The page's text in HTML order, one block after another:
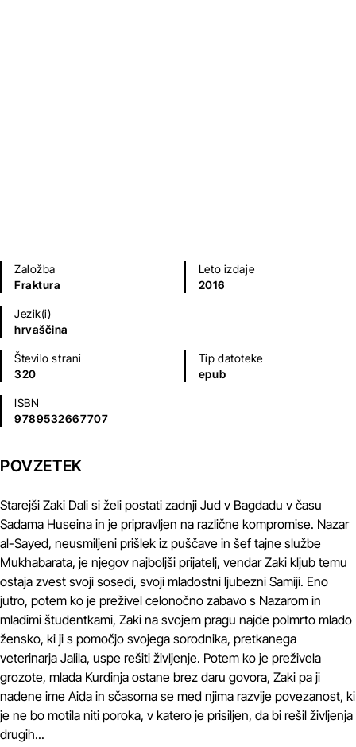
Založba
Fraktura
Leto izdaje
2016
Jezik(i)
hrvaščina
Število strani
320
Tip datoteke
epub
ISBN
9789532667707
POVZETEK
Starejši Zaki Dali si želi postati zadnji Jud v Bagdadu v času
Sadama Huseina in je pripravljen na različne kompromise. Nazar
al-Sayed, neusmiljeni prišlek iz puščave in šef tajne službe
Mukhabarata, je njegov najboljši prijatelj, vendar Zaki kljub temu
ostaja zvest svoji sosedi, svoji mladostni ljubezni Samiji. Eno
jutro, potem ko je preživel celonočno zabavo s Nazarom in
mladimi študentkami, Zaki na svojem pragu najde polmrto mlado
žensko, ki ji s pomočjo svojega sorodnika, pretkanega
veterinarja Jalila, uspe rešiti življenje. Potem ko je preživela
grozote, mlada Kurdinja ostane brez daru govora, Zaki pa ji
nadene ime Aida in sčasoma se med njima razvije povezanost, ki
je ne bo motila niti poroka, v katero je prisiljen, da bi rešil življenja
drugih...